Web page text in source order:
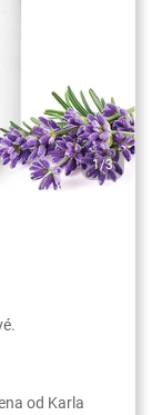
1/3
od Karla